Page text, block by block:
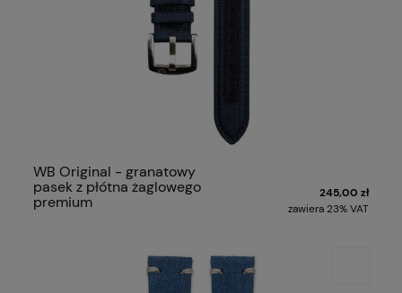
WB Original - granatowy
pasek z płótna żaglowego
premium
245,00 zł
zawiera 23% VAT